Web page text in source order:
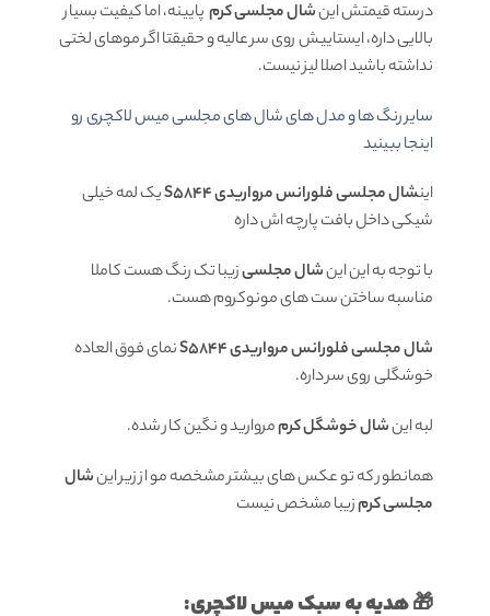
درسته قیمتش اینشال مجلسی کرمپایینه، اما کیفیت بسیار
بالایی داره، ایستاییش روی سر عالیه و حقیقتا اگر موهای لختی
نداشته باشید اصلا لیز نیست.
سایر رنگ ها و مدل های شال های مجلسی میس لاکچری رو
اینجا ببینید
اینشال مجلسی فلورانس مرواریدی S5844
یک لمه خیلی
شیکی داخل بافت پارچه اش داره
با توجه به این اینشال مجلسیزیبا تک رنگ هست کاملا
مناسبه ساختن ست های مونوکروم هست.
شال مجلسی فلورانس مرواریدی S5844
نمای فوق العاده
خوشگلی روی سر داره.
لبه اینشال خوشگل کرممروارید و نگین کار شده.
همانطور که تو عکس های بیشتر مشخصه مو از زیر اینشال
مجلسیکرمزیبا مشخص نیست
🎁 هدیه به سبک میس لاکچری: